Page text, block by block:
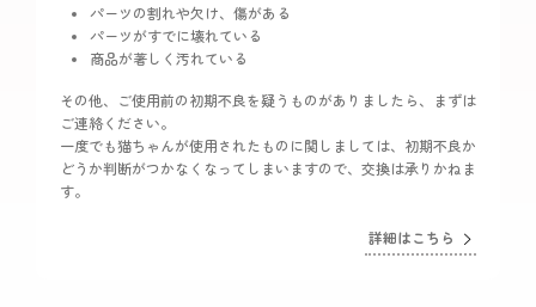
パーツの割れや欠け、傷がある
パーツがすでに壊れている
商品が著しく汚れている
その他、ご使用前の初期不良を疑うものがありましたら、まずは
ご連絡ください。
一度でも猫ちゃんが使用されたものに関しましては、初期不良か
どうか判断がつかなくなってしまいますので、交換は承りかねま
す。
詳細はこちら